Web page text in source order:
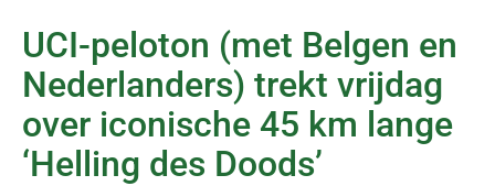
UCI-peloton (met Belgen en
Nederlanders) trekt vrijdag
over iconische 45 km lange
‘Helling des Doods’